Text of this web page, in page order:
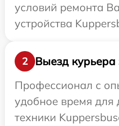
условий ремонта
устройства
2
Выезд курьера
Профессионал с
удобное время для
техники